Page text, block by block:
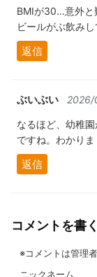
BMIが30…意外と
ビールがぶ飲みし
返信
ぶいぶい 2026/
なるほど、幼稚
ですね。わかりま
返信
コメントを書く
※コメントは管理
ニックネーム